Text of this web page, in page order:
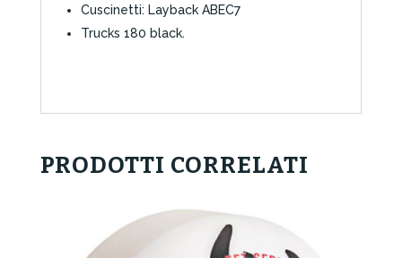
Cuscinetti: Layback ABEC7
Trucks 180 black.
PRODOTTI CORRELATI